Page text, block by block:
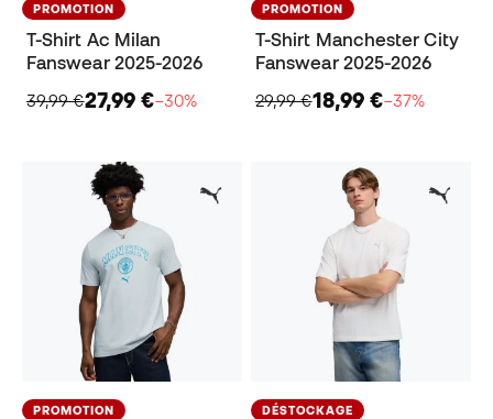
PROMOTION
T-Shirt Ac Milan
Fanswear 2025-2026
39,99 €27,99 €−30%
PROMOTION
T-Shirt Manchester City
Fanswear 2025-2026
29,99 €18,99 €−37%
PROMOTION DÉSTOCKAGE